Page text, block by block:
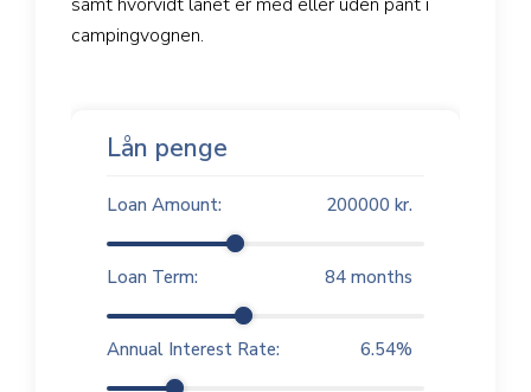
campingvognen.
Lån penge
Loan Amount: 200000 kr.
Loan Term: 84 months
Annual Interest Rate: 6.54%